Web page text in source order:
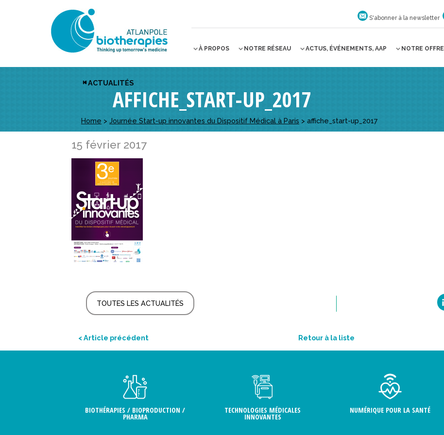
S'abonner à la newsletter
À PROPOS NOTRE RÉSEAU ACTUS, ÉVÉNEMENTS, AAP NOTRE OFFRE
ACTUALITÉS
AFFICHE_START-UP_2017
Home > Journée Start-up innovantes du Dispositif Médical à Paris > affiche_start-up_2017
15 février 2017
TOUTES LES ACTUALITÉS
< Article précédent Retour à la liste
BIOTHÉRAPIES / BIOPRODUCTION /
PHARMA
TECHNOLOGIES MÉDICALES
INNOVANTES
NUMÉRIQUE POUR LA SANTÉ